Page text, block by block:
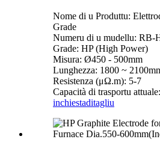
Nome di u Produttu:
Grade
Numeru di u mudellu: RB-
Grade: HP (High Power)
Misura: Ø450 - 500mm
Lunghezza: 1800 ~
Resistenza (μΩ.m): 5-7
Capacità di trasportu
inchiestaditagliu